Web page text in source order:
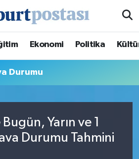
Ekonomi Politika
Durumu
Yarın ve 1
Durumu Tahmini
Durumu ve Fikstür